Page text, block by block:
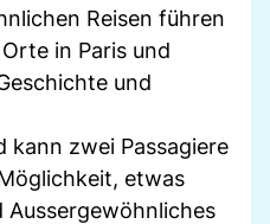
Reisen führen
in Paris und
und
kann zwei Passagiere
etwas
Aussergewöhnliches